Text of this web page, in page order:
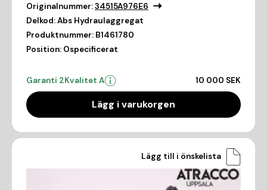
Originalnummer:34515A976E6
Delkod:Abs Hydraulaggregat
Produktnummer: B1461780
Position: Ospecificerat
Garanti 2Kvalitet A 10 000 SEK
Lägg i varukorgen
Lägg till i önskelista